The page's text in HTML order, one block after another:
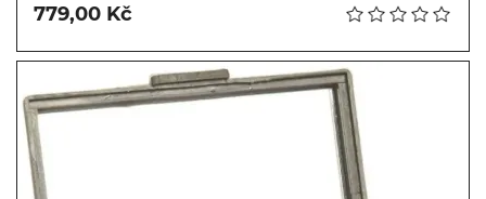
779,00 Kč